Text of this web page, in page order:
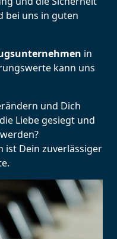
bei uns in guten
in
kann uns
und Dich
Liebe gesiegt und
ist Dein zuverlässiger